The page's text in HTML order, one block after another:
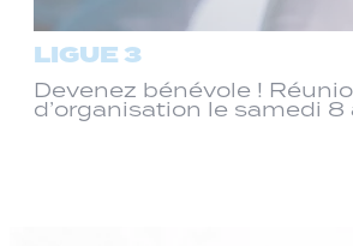
LIGUE 3
Devenez bénévole !
d’organisation le samedi 8